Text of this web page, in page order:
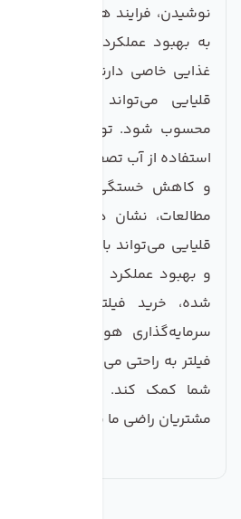
نوشیدن، فرایند هیدراتاسیون را
به بهبود عملکرد بدن کمک کند.
غذایی خاصی دارند یا به فعالیت
قلیایی می‌تواند به عنوان یک
محسوب شود. توجه به این
استفاده از آب تصفیه شده و
و کاهش خستگی روزمره کمک
مطالعات، نشان داده شده
قلیایی می‌تواند باعث بهبود
و بهبود عملکرد ذهنی گردد. به
شده، خرید فیلتر دستگاه
سرمایه‌گذاری هوشمندانه برای
فیلتر به راحتی می‌تواند به بهبود
شما کمک کند. همین امروز
مشتریان راضی ما بپیوندید!